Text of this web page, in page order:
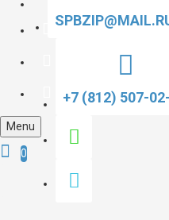
+7 (812) 507-
Menu
0